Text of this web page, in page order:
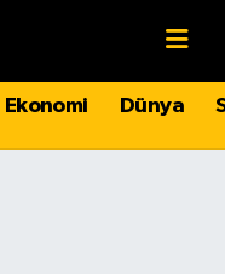
Ekonomi Dünya